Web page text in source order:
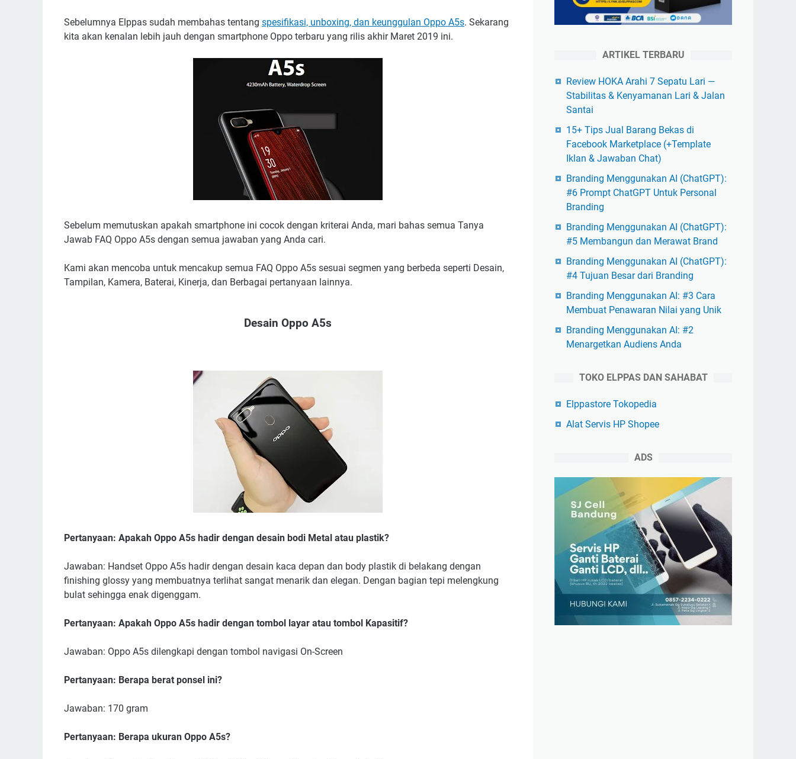
Sebelumnya Elppas sudah membahas tentang spesifikasi, unboxing, dan keunggulan Oppo A5s. Sekarang
kita akan kenalan lebih jauh dengan smartphone Oppo terbaru yang rilis akhir Maret 2019 ini.
Sebelum memutuskan apakah smartphone ini cocok dengan kriterai Anda, mari bahas semua Tanya
Jawab FAQ Oppo A5s dengan semua jawaban yang Anda cari.
Kami akan mencoba untuk mencakup semua FAQ Oppo A5s sesuai segmen yang berbeda seperti Desain,
Tampilan, Kamera, Baterai, Kinerja, dan Berbagai pertanyaan lainnya.
Desain Oppo A5s
Pertanyaan: Apakah Oppo A5s hadir dengan desain bodi Metal atau plastik?
Jawaban: Handset Oppo A5s hadir dengan desain kaca depan dan body plastik di belakang dengan
finishing glossy yang membuatnya terlihat sangat menarik dan elegan. Dengan bagian tepi melengkung
bulat sehingga enak digenggam.
Pertanyaan: Apakah Oppo A5s hadir dengan tombol layar atau tombol Kapasitif?
Jawaban: Oppo A5s dilengkapi dengan tombol navigasi On-Screen
Pertanyaan: Berapa berat ponsel ini?
Jawaban: 170 gram
Pertanyaan: Berapa ukuran Oppo A5s?
ARTIKEL TERBARU
Review HOKA Arahi 7 Sepatu Lari —
Stabilitas & Kenyamanan Lari & Jalan
Santai
15+ Tips Jual Barang Bekas di
Facebook Marketplace (+Template
Iklan & Jawaban Chat)
Branding Menggunakan AI (ChatGPT):
#6 Prompt ChatGPT Untuk Personal
Branding
Branding Menggunakan AI (ChatGPT):
#5 Membangun dan Merawat Brand
Branding Menggunakan AI (ChatGPT):
#4 Tujuan Besar dari Branding
Branding Menggunakan AI: #3 Cara
Membuat Penawaran Nilai yang Unik
Branding Menggunakan AI: #2
Menargetkan Audiens Anda
TOKO ELPPAS DAN SAHABAT
Elppastore Tokopedia
Alat Servis HP Shopee
ADS